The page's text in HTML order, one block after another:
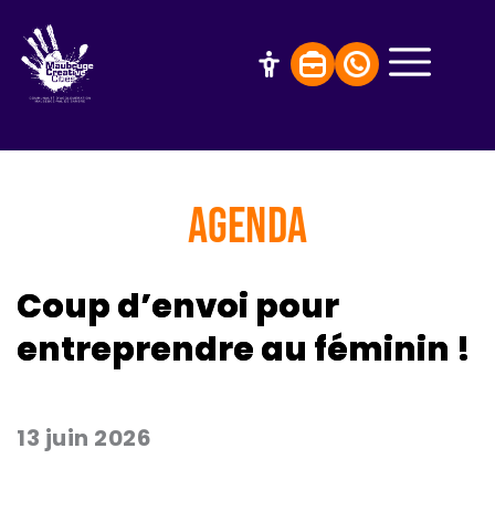
AGENDA
Coup d’envoi pour
entreprendre au féminin !
13 juin 2026